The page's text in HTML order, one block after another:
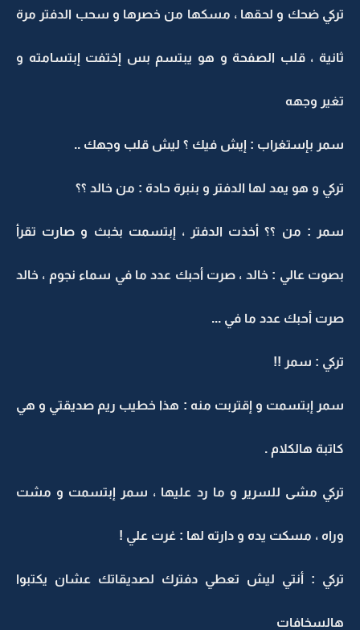
تركي ضحك و لحقها ، مسكها من خصرها و سحب الدفتر مرة
ثانية ، قلب الصفحة و هو يبتسم بس إختفت إبتسامته و
تغير وجهه
سمر بإستغراب : إيش فيك ؟ ليش قلب وجهك ..
تركي و هو يمد لها الدفتر و بنبرة حادة : من خالد ؟؟
سمر : من ؟؟ أخذت الدفتر ، إبتسمت بخبث و صارت تقرأ
بصوت عالي : خالد ، صرت أحبك عدد ما في سماء نجوم ، خالد
صرت أحبك عدد ما في ...
تركي : سمر !!
سمر إبتسمت و إقتربت منه : هذا خطيب ريم صديقتي و هي
كاتبة هالكلام .
تركي مشى للسرير و ما رد عليها ، سمر إبتسمت و مشت
وراه ، مسكت يده و دارته لها : غرت علي !
تركي : أنتي ليش تعطي دفترك لصديقاتك عشان يكتبوا
هالسخافات